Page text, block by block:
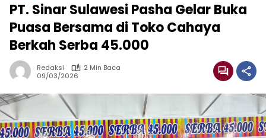
PT. Sinar Sulawesi Pasha Gelar Buka
Puasa Bersama di Toko Cahaya
Berkah Serba 45.000
Redaksi
2 Min Baca
09/03/2026